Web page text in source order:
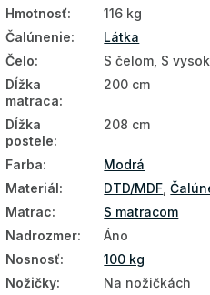
Hmotnosť:
116 kg
Čalúnenie:
Látka
Čelo:
S čelom, S
Dĺžka
matraca:
200 cm
Dĺžka
postele:
208 cm
Farba:
Modrá
Materiál: DTD/MDF ,
Matrac:
S matracom
Nadrozmer:
Áno
Nosnosť:
100 kg
Nožičky:
Na nožičkách